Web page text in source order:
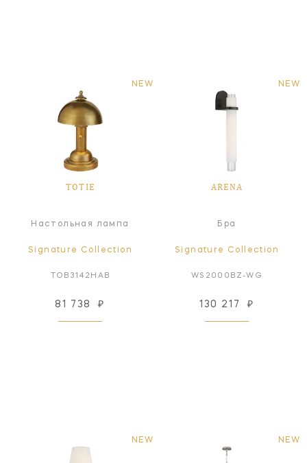
NEW
TOTIE
Настольная лампа
Signature Collection
TOB3142HAB
81 738 ₽
NEW
ARENA
Бра
Signature Collection
WS2000BZ-WG
130 217 ₽
NEW NEW